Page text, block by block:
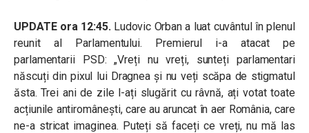
UPDATE ora 12:45.Ludovic Orban a luat cuvântul în plenul
reunit al Parlamentului. Premierul i-a atacat pe
parlamentarii PSD: „Vreți nu vreți, sunteți parlamentari
născuți din pixul lui Dragnea și nu veți scăpa de stigmatul
ăsta. Trei ani de zile l-ați slugărit cu râvnă, ați votat toate
acțiunile antiromânești, care au aruncat în aer România, care
ne-a stricat imaginea. Puteți să faceți ce vreți, nu mă las